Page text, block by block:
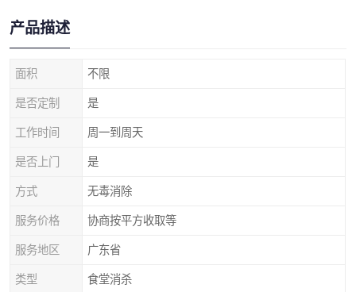
产品描述
面积 不限
是否定制 是
工作时间 周一到周天
是否上门 是
方式 无毒消除
服务价格 协商按平方收取等
服务地区 广东省
类型 食堂消杀